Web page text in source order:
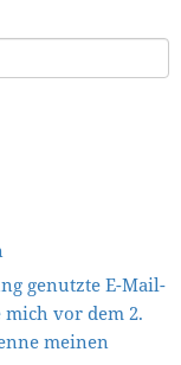
genutzte E-Mail-
vor dem 2.
meinen